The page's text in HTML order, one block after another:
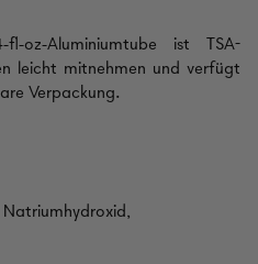
oz-Aluminiumtube ist TSA-
leicht mitnehmen und verfügt
Verpackung.
Natriumhydroxid,